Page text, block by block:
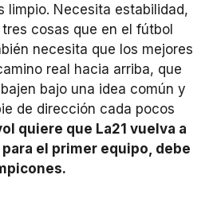
limpio. Necesita estabilidad,
cosas que en el fútbol
necesita que los mejores
real hacia arriba, que
bajo una idea común y
de dirección cada pocos
quiere que La21 vuelva a
el primer equipo, debe